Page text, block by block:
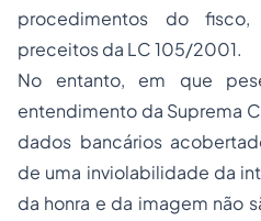
procedimentos do
preceitos da LC 105/2001.
No entanto, em que
entendimento da Suprema
dados bancários
de uma inviolabilidade da
da honra e da imagem não